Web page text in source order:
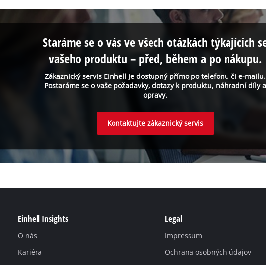
Zákaznický servis Einhell je dostupný přímo po telefonu či e-mailu.
Postaráme se o vaše požadavky, dotazy k produktu, náhradní díly a
opravy.
Staráme se o vás ve všech otázkách týkajících
vašeho produktu – před, během a po nákupu.
Kontaktujte zákaznický servis
Einhell Insights
O nás
Kariéra
Legal
Impressum
Ochrana osobných údajov